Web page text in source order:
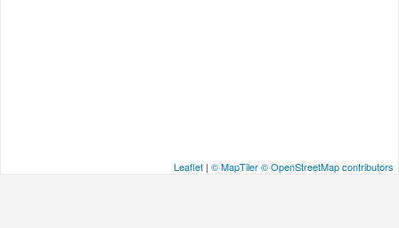
Leaflet | © MapTiler© OpenStreetMap contributors